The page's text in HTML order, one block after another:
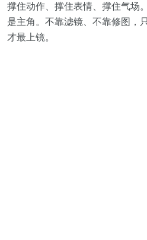
撑住动作、撑住表情、撑住气场
是主角。不靠滤镜、不靠修图，
才最上镜。